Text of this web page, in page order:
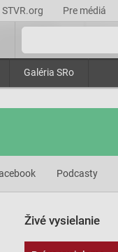
STVR.org Pre médiá
Galéria SRo
Podcasty
Živé vysielanie